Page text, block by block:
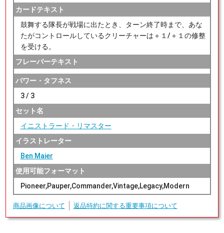
カードテキスト
鼓舞する隊長が戦場に出たとき、ターン終了時まで、あな
たがコントロールしているクリーチャーは＋１/＋１の修整
を受ける。
フレーバーテキスト
パワー・タフネス
3 / 3
セット名
イニストラード・リマスター
イラストレーター
Ben Maier
使用可能フォーマット
Pioneer,Pauper,Commander,Vintage,Legacy,Modern
商品画像について 返品特約に関する重要事項について